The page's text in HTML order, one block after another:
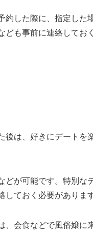
約した際に、指定した
ども事前に連絡してお
後は、好きにデートを
どが可能です。特別な
しておく必要があります
、会食などで風俗嬢に